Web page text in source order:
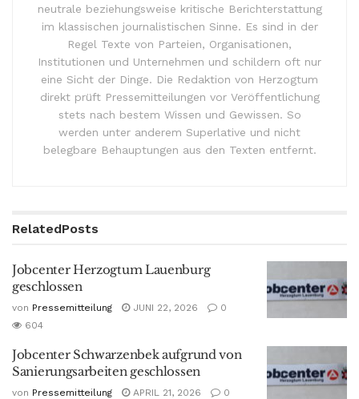
neutrale beziehungsweise kritische Berichterstattung
im klassischen journalistischen Sinne. Es sind in der
Regel Texte von Parteien, Organisationen,
Institutionen und Unternehmen und schildern oft nur
eine Sicht der Dinge. Die Redaktion von Herzogtum
direkt prüft Pressemitteilungen vor Veröffentlichung
stets nach bestem Wissen und Gewissen. So
werden unter anderem Superlative und nicht
belegbare Behauptungen aus den Texten entfernt.
RelatedPosts
Jobcenter Herzogtum Lauenburg
geschlossen
von Pressemitteilung JUNI 22, 2026
0
604
Jobcenter Schwarzenbek aufgrund von
Sanierungsarbeiten geschlossen
von Pressemitteilung APRIL 21, 2026
0